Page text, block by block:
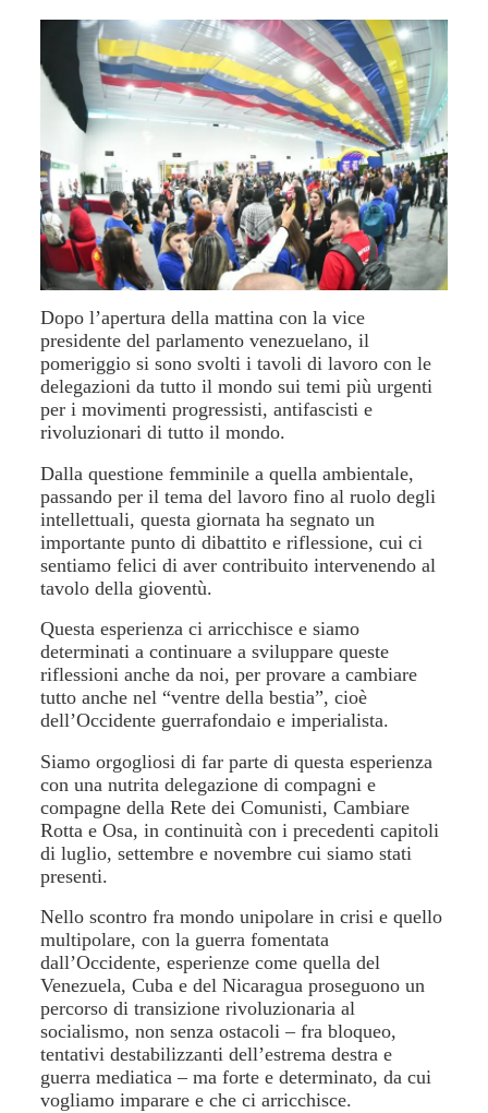
Dopo l’apertura della mattina con la vice
presidente del parlamento venezuelano, il
pomeriggio si sono svolti i tavoli di lavoro con le
delegazioni da tutto il mondo sui temi più urgenti
per i movimenti progressisti, antifascisti e
rivoluzionari di tutto il mondo.
Dalla questione femminile a quella ambientale,
passando per il tema del lavoro fino al ruolo degli
intellettuali, questa giornata ha segnato un
importante punto di dibattito e riflessione, cui ci
sentiamo felici di aver contribuito intervenendo al
tavolo della gioventù.
Questa esperienza ci arricchisce e siamo
determinati a continuare a sviluppare queste
riflessioni anche da noi, per provare a cambiare
tutto anche nel “ventre della bestia”, cioè
dell’Occidente guerrafondaio e imperialista.
Siamo orgogliosi di far parte di questa esperienza
con una nutrita delegazione di compagni e
compagne della Rete dei Comunisti, Cambiare
Rotta e Osa, in continuità con i precedenti capitoli
di luglio, settembre e novembre cui siamo stati
presenti.
Nello scontro fra mondo unipolare in crisi e quello
multipolare, con la guerra fomentata
dall’Occidente, esperienze come quella del
Venezuela, Cuba e del Nicaragua proseguono un
percorso di transizione rivoluzionaria al
socialismo, non senza ostacoli – fra bloqueo,
tentativi destabilizzanti dell’estrema destra e
guerra mediatica – ma forte e determinato, da cui
vogliamo imparare e che ci arricchisce.